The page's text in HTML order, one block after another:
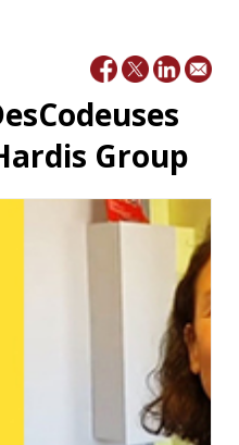
Group